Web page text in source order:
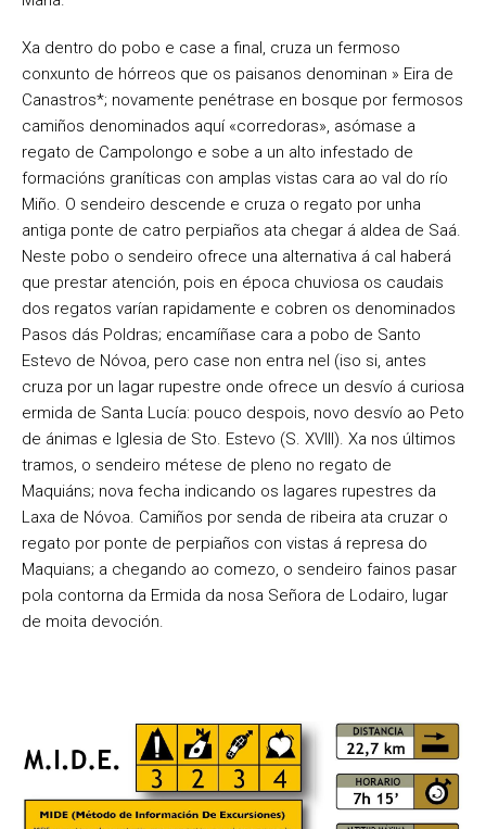
Xa dentro do pobo e case a final, cruza un fermoso
conxunto de hórreos que os paisanos denominan » Eira de
Canastros*; novamente penétrase en bosque por fermosos
camiños denominados aquí «corredoras», asómase a
regato de Campolongo e sobe a un alto infestado de
formacións graníticas con amplas vistas cara ao val do río
Miño. O sendeiro descende e cruza o regato por unha
antiga ponte de catro perpiaños ata chegar á aldea de Saá.
Neste pobo o sendeiro ofrece una alternativa á cal haberá
que prestar atención, pois en época chuviosa os caudais
dos regatos varían rapidamente e cobren os denominados
Pasos dás Poldras; encamíñase cara a pobo de Santo
Estevo de Nóvoa, pero case non entra nel (iso si, antes
cruza por un lagar rupestre onde ofrece un desvío á curiosa
ermida de Santa Lucía: pouco despois, novo desvío ao Peto
de ánimas e Iglesia de Sto. Estevo (S. XVIII). Xa nos últimos
tramos, o sendeiro métese de pleno no regato de
Maquiáns; nova fecha indicando os lagares rupestres da
Laxa de Nóvoa. Camiños por senda de ribeira ata cruzar o
regato por ponte de perpiaños con vistas á represa do
Maquians; a chegando ao comezo, o sendeiro fainos pasar
pola contorna da Ermida da nosa Señora de Lodairo, lugar
de moita devoción.